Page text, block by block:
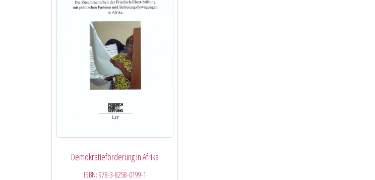
Demokratieförderung in Afrika
ISBN: 978-3-8258-0199-1